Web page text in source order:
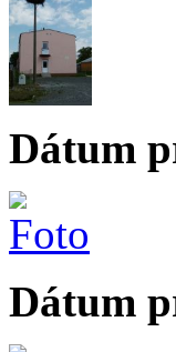
Dátum
Dátum